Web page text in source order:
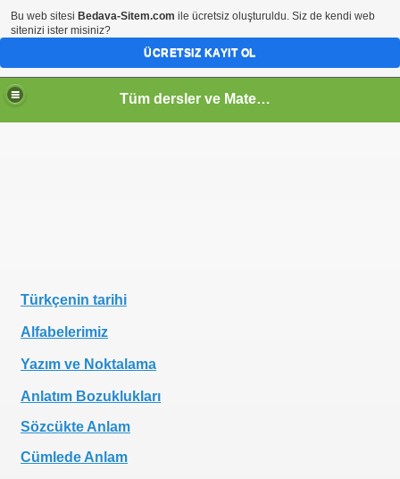
Tüm dersler ve Matematik
Türkçenin tarihi
Alfabelerimiz
Yazım ve Noktalama
Anlatım Bozuklukları
Sözcükte Anlam
Cümlede Anlam
Bu web sitesi Bedava-Sitem.com ile ücretsiz oluşturuldu. Siz de kendi web
sitenizi ister misiniz?
ÜCRETSIZ KAYIT OL